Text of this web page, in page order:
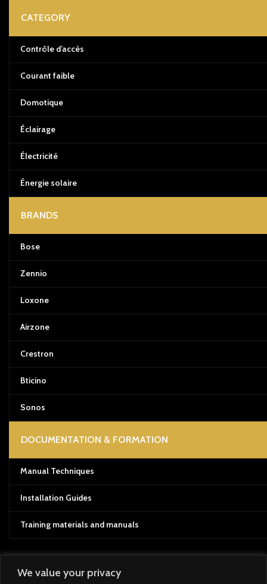
We value your privacy
CATEGORY
Contrôle d’accès
Courant faible
Domotique
Éclairage
Électricité
Énergie solaire
BRANDS
Bose
Zennio
Loxone
Airzone
Crestron
Bticino
Sonos
DOCUMENTATION & FORMATION
Manual Techniques
Installation Guides
Training materials and manuals